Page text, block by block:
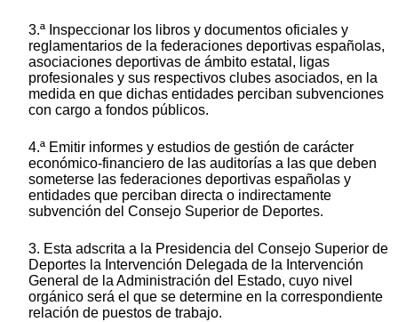
3.ª Inspeccionar los libros y documentos oficiales y
reglamentarios de la federaciones deportivas españolas,
asociaciones deportivas de ámbito estatal, ligas
profesionales y sus respectivos clubes asociados, en la
medida en que dichas entidades perciban subvenciones
con cargo a fondos públicos.
4.ª Emitir informes y estudios de gestión de carácter
económico-financiero de las auditorías a las que deben
someterse las federaciones deportivas españolas y
entidades que perciban directa o indirectamente
subvención del Consejo Superior de Deportes.
3. Esta adscrita a la Presidencia del Consejo Superior de
Deportes la Intervención Delegada de la Intervención
General de la Administración del Estado, cuyo nivel
orgánico será el que se determine en la correspondiente
relación de puestos de trabajo.